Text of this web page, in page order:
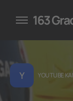
für
163
Y YOUTUBE